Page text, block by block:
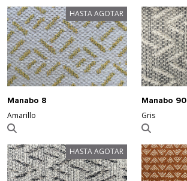
HASTA AGOTAR
Manabo 8
Amarillo
Manabo 90
Gris
HASTA AGOTAR